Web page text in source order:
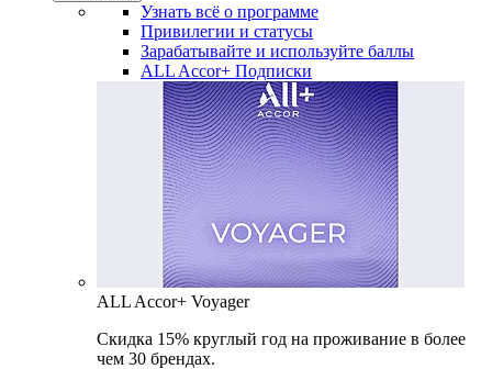
Узнать всё о программе
Привилегии и статусы
Зарабатывайте и используйте баллы
ALL Accor+ Подписки
ALL Accor+ Voyager
Скидка 15% круглый год на проживание в более
чем 30 брендах.